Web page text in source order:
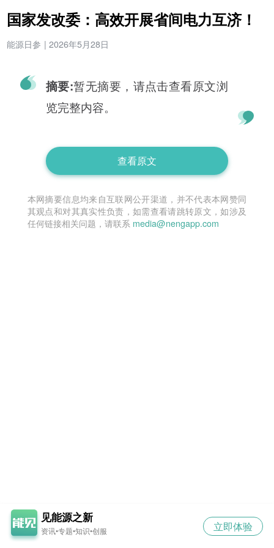
国家发改委：高效开展省间电力互济！
能源日参 | 2026年5月28日
摘要:暂无摘要，请点击查看原文浏
览完整内容。
查看原文
本网摘要信息均来自互联网公开渠道，并不代表本网赞同
其观点和对其真实性负责，如需查看请跳转原文，如涉及
任何链接相关问题，请联系 media@nengapp.com
见能源之新
资讯•专题•知识•创服 立即体验